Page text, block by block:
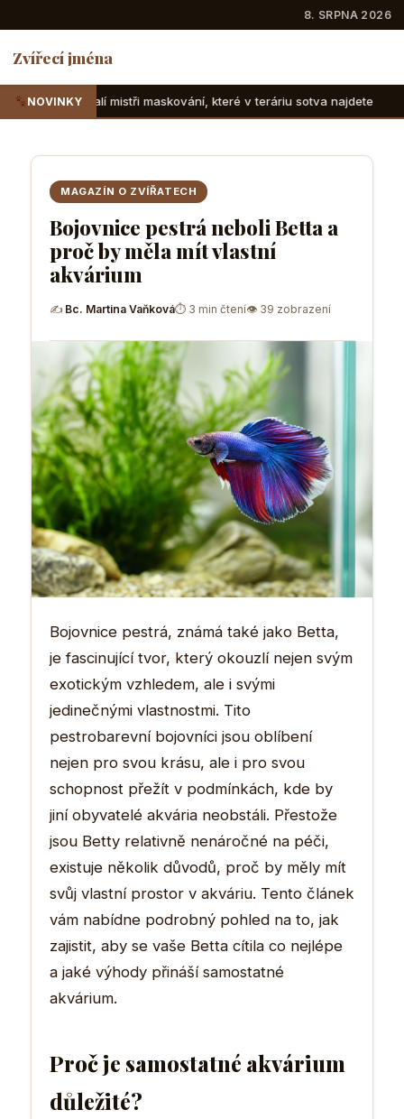
8. SRPNA 2026
Zvířecí jména
NOVINKY
maskování, které v teráriu sotva najdete Suchozemské
MAGAZÍN O ZVÍŘATECH
Bojovnice pestrá neboli Betta a
proč by měla mít vlastní
akvárium
✍ Bc. Martina Vaňková⏱ 3 min čtení👁 39 zobrazení
Bojovnice pestrá, známá také jako Betta,
je fascinující tvor, který okouzlí nejen svým
exotickým vzhledem, ale i svými
jedinečnými vlastnostmi. Tito
pestrobarevní bojovníci jsou oblíbení
nejen pro svou krásu, ale i pro svou
schopnost přežít v podmínkách, kde by
jiní obyvatelé akvária neobstáli. Přestože
jsou Betty relativně nenáročné na péči,
existuje několik důvodů, proč by měly mít
svůj vlastní prostor v akváriu. Tento článek
vám nabídne podrobný pohled na to, jak
zajistit, aby se vaše Betta cítila co nejlépe
a jaké výhody přináší samostatné
akvárium.
Proč je samostatné akvárium
důležité?